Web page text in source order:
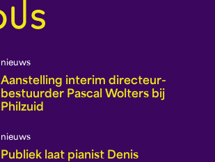
nieuws
Aanstelling interim directeur-
bestuurder Pascal Wolters bij
Philzuid
nieuws
Publiek laat pianist Denis